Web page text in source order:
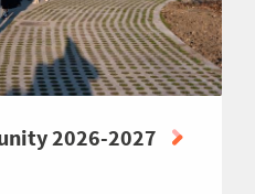
2026-2027